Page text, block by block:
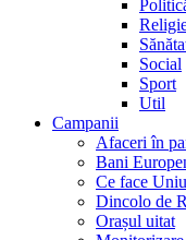
Social
Sport
Util
Campanii
Afaceri în
Bani
Ce face
Dincolo de
Orașul uitat